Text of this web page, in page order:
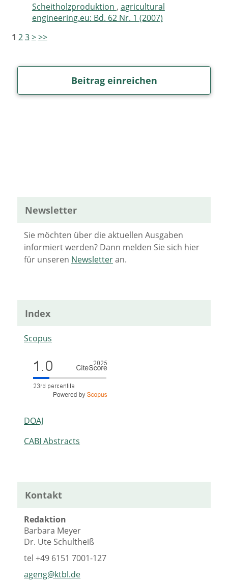
Scheitholzproduktion , agricultural
engineering.eu: Bd. 62 Nr. 1 (2007)
1 23>>>
Beitrag einreichen
Newsletter
Sie möchten über die aktuellen Ausgaben
informiert werden? Dann melden Sie sich hier
für unseren Newsletteran.
Index
Scopus
DOAJ
CABI Abstracts
Kontakt
Redaktion
Barbara Meyer
Dr. Ute Schultheiß
tel+49 6151 7001-127
ageng@ktbl.de